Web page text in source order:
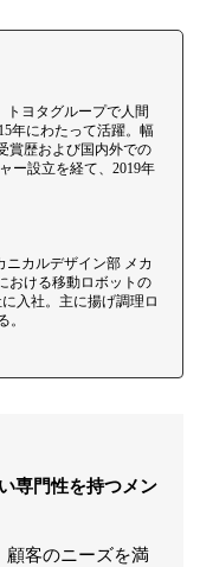
トヨタグループで人間
年にわたって活躍。幅
賞歴および国内外での
ー設立を経て、2019年
ニカルデザイン部 メカ
おける移動ロボットの
入社。主に揚げ調理ロ
。
専門性を持つメン
顧客のニーズを満